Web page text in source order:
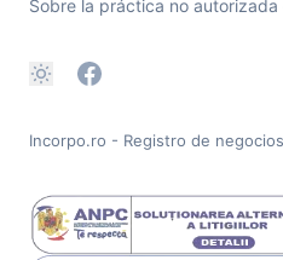
Sobre la práctica no
Incorpo.ro - Registro de